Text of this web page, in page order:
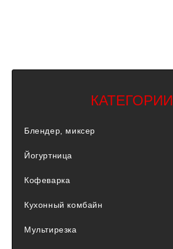
КАТЕГОРИИ
Блендер, миксер
Йогуртница
Кофеварка
Кухонный комбайн
Мультирезка